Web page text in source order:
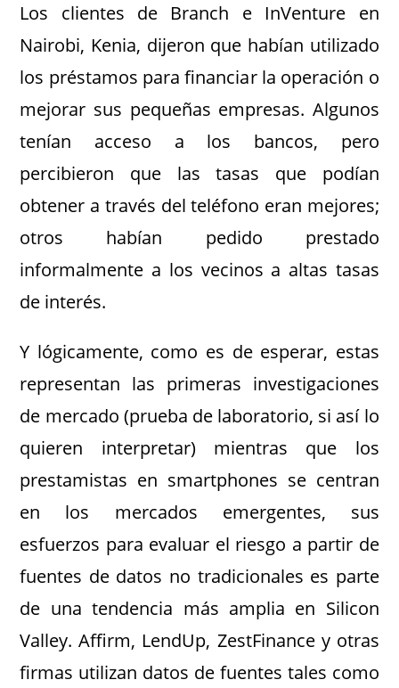
Los clientes de Branch e InVenture en
Nairobi, Kenia, dijeron que habían utilizado
los préstamos para financiar la operación o
mejorar sus pequeñas empresas. Algunos
tenían acceso a los bancos, pero
percibieron que las tasas que podían
obtener a través del teléfono eran mejores;
otros habían pedido prestado
informalmente a los vecinos a altas tasas
de interés.
Y lógicamente, como es de esperar, estas
representan las primeras investigaciones
de mercado (prueba de laboratorio, si así lo
quieren interpretar) mientras que los
prestamistas en smartphones se centran
en los mercados emergentes, sus
esfuerzos para evaluar el riesgo a partir de
fuentes de datos no tradicionales es parte
de una tendencia más amplia en Silicon
Valley. Affirm, LendUp, ZestFinance y otras
firmas utilizan datos de fuentes tales como